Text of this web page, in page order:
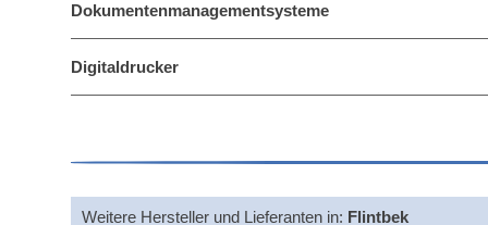
Dokumentenmanagementsysteme
Digitaldrucker
Weitere Hersteller und Lieferanten in: Flintbek